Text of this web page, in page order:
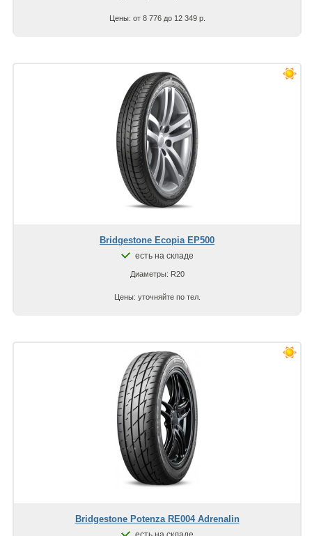
Цены: от 8 776 до 12 349 р.
Bridgestone Ecopia EP500
есть на складе
Диаметры: R20
Цены: уточняйте по тел.
Bridgestone Potenza RE004 Adrenalin